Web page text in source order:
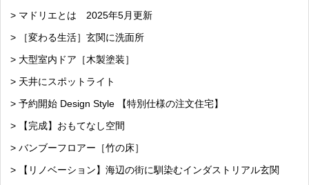
> マドリエとは 2025年5月更新
> ［変わる生活］玄関に洗面所
> 大型室内ドア［木製塗装］
> 天井にスポットライト
> 予約開始 Design Style 【特別仕様の注文住宅】
> 【完成】おもてなし空間
> バンブーフロアー［竹の床］
> 【リノベーション】海辺の街に馴染むインダストリアル玄関